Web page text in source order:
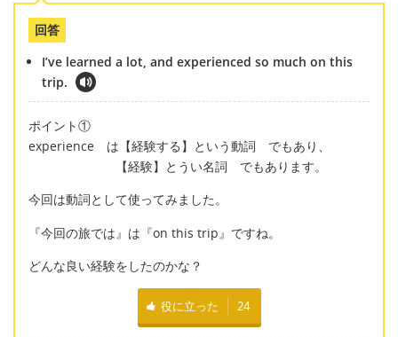
回答
I’ve learned a lot, and experienced so much on this
trip.
ポイント①
experience は【経験する】という動詞 でもあり、
【経験】とうい名詞 でもあります。
今回は動詞として使ってみました。
『今回の旅では』は『on this trip』ですね。
どんな良い経験をしたのかな？
役に立った 24